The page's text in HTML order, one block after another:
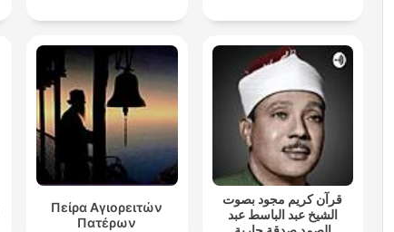
Πείρα Αγιορειτών
Πατέρων
قرآن كريم مجود بصوت
الشيخ عبد الباسط عبد